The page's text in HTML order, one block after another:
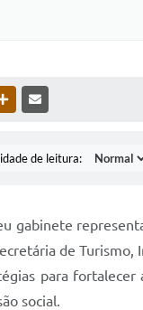
OUTRAS MÍDIAS
de leitura:
de
para
social.